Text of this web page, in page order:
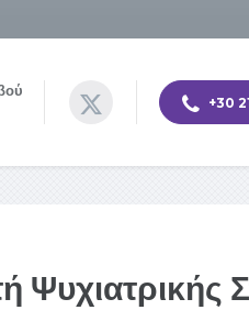
+30
Ψυχιατρικής